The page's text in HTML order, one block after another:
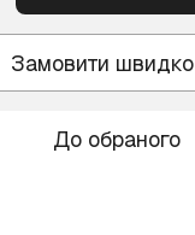
Замовити швидко
До обраного